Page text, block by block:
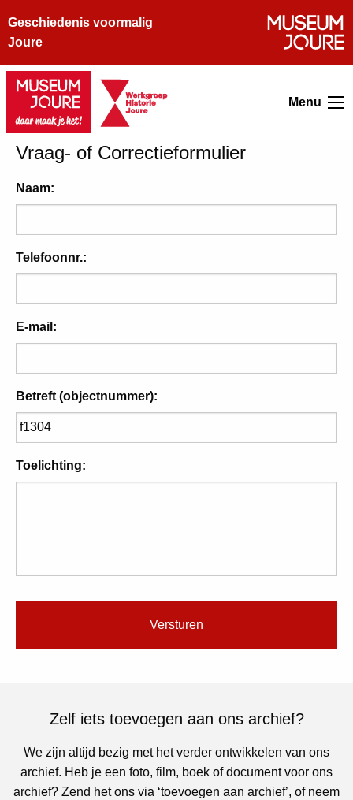
Geschiedenis voormalig
Joure
Menu
Vraag- of Correctieformulier
Naam:
Telefoonnr.:
E-mail:
Betreft (objectnummer):
Toelichting:
Zelf iets toevoegen aan ons archief?
We zijn altijd bezig met het verder ontwikkelen van ons
archief. Heb je een foto, film, boek of document voor ons
archief? Zend het ons via ‘toevoegen aan archief’, of neem